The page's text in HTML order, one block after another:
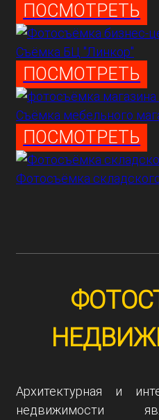
ПОСМОТРЕТЬ
Съёмка БЦ "Линкор"
ПОСМОТРЕТЬ
Съёмка мебельного
ПОСМОТРЕТЬ
Фотосъёмка
Архитектурная и
недвижимости